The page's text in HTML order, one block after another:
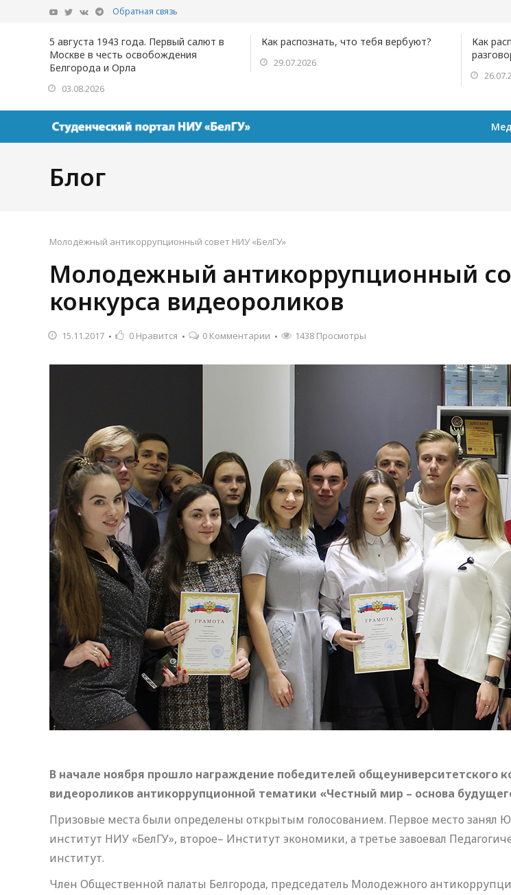
Обратная связь
5 августа 1943 года. Первый салют в
Москве в честь освобождения
Белгорода и Орла
03.08.2026
Как распознать, что тебя вербуют?
29.07.2026
Как
Блог
Молодёжный антикоррупционный совет НИУ «БелГУ»
Молодежный антикоррупционный
конкурса видеороликов
15.11.2017 0 Нравится 0 Комментарии 1438 Просмотры
В начале ноября прошло награждение победителей общеуниверситетского
видеороликов антикоррупционной тематики «Честный мир – основа
Призовые места были определены открытым голосованием. Первое место занял
институт НИУ «БелГУ», второе– Институт экономики, а третье завоевал
институт.
Член Общественной палаты Белгорода, председатель Молодежного